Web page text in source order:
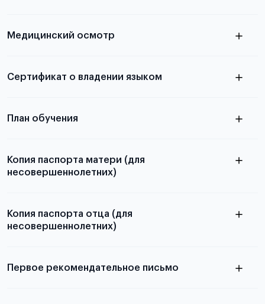
принимаются
Медицинский осмотр
Для примеров заполнения и пустых
Сертификат о владении языком
План обучения
Копия паспорта матери (для
несовершеннолетних)
Копия паспорта отца (для
несовершеннолетних)
Первое рекомендательное письмо